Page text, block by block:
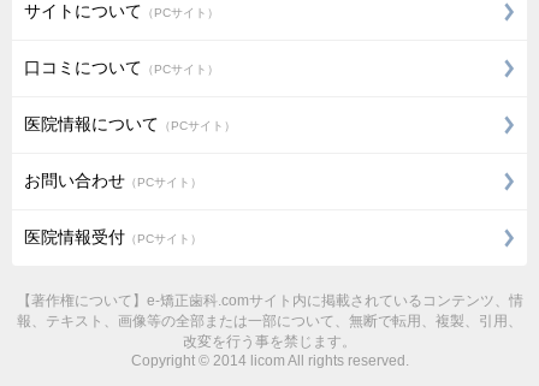
サイトについて （PCサイト）
口コミについて （PCサイト）
医院情報について （PCサイト）
お問い合わせ （PCサイト）
医院情報受付 （PCサイト）
【著作権について】e-矯正歯科.comサイト内に掲載されているコンテンツ、情
報、テキスト、画像等の全部または一部について、無断で転用、複製、引用、
改変を行う事を禁じます。
Copyright © 2014 licom All rights reserved.